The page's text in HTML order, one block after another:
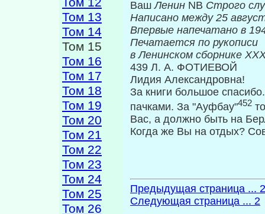
Том 13
Том 14
Том 15
Том 16
Том 17
Том 18
Том 19
Том 20
Том 21
Том 22
Том 23
Том 24
Том 25
Том 26
ВашЛенин NB Строго
Написано между 25
Впервые
Печатается по рукописи
в Ленинском сборнике
439 Л. А. ФОТИЕВОЙ
Лидия Александровна!
За книги большое
пачками. За "Ауфбау"452
Вас, а должно быть на
Когда же Вы на отдых?
Предыдущая страница ... 2
Следующая страница ... 2